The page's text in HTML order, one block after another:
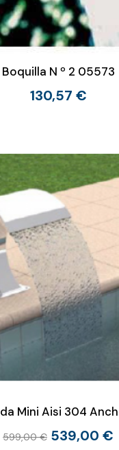
Boquilla N º 2 05573
130,57 €
Mini Aisi 304
599,00 € 539,00 €